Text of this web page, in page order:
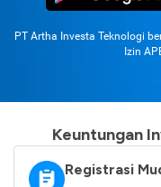
PT Artha Investa Teknologi
Izin
Keuntungan
Registrasi